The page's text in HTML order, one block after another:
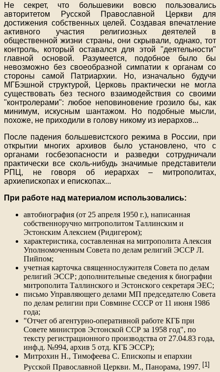
Не секрет, что большевики вовсю пользовались
авторитетом Русской Православной Церкви для
достижения собственных целей. Создавая впечатление
активного участия религиозных деятелей в
общественной жизни страны, они скрывали, однако, тот
контроль, который оставался для этой "деятельности"
главной основой. Разумеется, подобное было бы
невозможно без своеобразной симпатии к органам со
стороны самой Патриархии. Но, изначально будучи
МГБэшной структурой, Церковь практически не могла
существовать без тесного взаимодействия со своими
"контролерами": любое неповиновение грозило бы, как
минимум, искусным шантажом. Но подобные мысли,
похоже, не приходили в голову никому из иерархов...
После падения большевистского режима в России, при
открытии многих архивов было установлено, что с
органами госбезопасности и разведки сотрудничали
практически все сколь-нибудь значимые представители
РПЦ, не говоря об иерархах – митрополитах,
архиепископах и епископах...
При работе над материалом использовались:
автобиография (от 25 апреля 1950 г.), написанная
собственноручно митрополитом Таллинским и
Эстонским Алексием (Ридигером);
характеристика, составленная на митрополита Алексия
Уполномоченным Совета по делам религий ЭССР Л.
Пийпом;
учетная карточка священнослужителя Совета по делам
религий ЭССР; дополнительные сведения к биографии
митрополита Таллинского и Эстонского секретаря ЭЕС;
письмо Управляющего делами МП председателю Совета
по делам религии при Совмине СССР от 11 июня 1986
года;
"Отчет об агентурно-оперативной работе КГБ при
Совете министров Эстонской ССР за 1958 год", по
тексту регистрационного производства от 27.04.83 года,
инф.д. №994, архив 5 отд. КГБ ЭССР);
Митрохин Н., Тимофеева С. Епископы и епархии
Русской Православной Церкви. М., Панорама, 1997. [1]